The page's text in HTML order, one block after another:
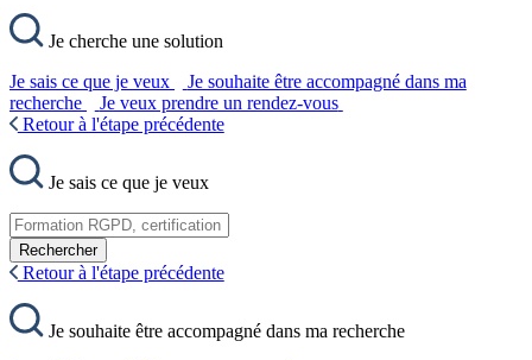
Je cherche une solution
Je sais ce que je veux
Je souhaite être accompagné dans ma
recherche
Je veux prendre un rendez-vous
Retour à l'étape précédente
Je sais ce que je veux
Rechercher
Retour à l'étape précédente
Je souhaite être accompagné dans ma recherche